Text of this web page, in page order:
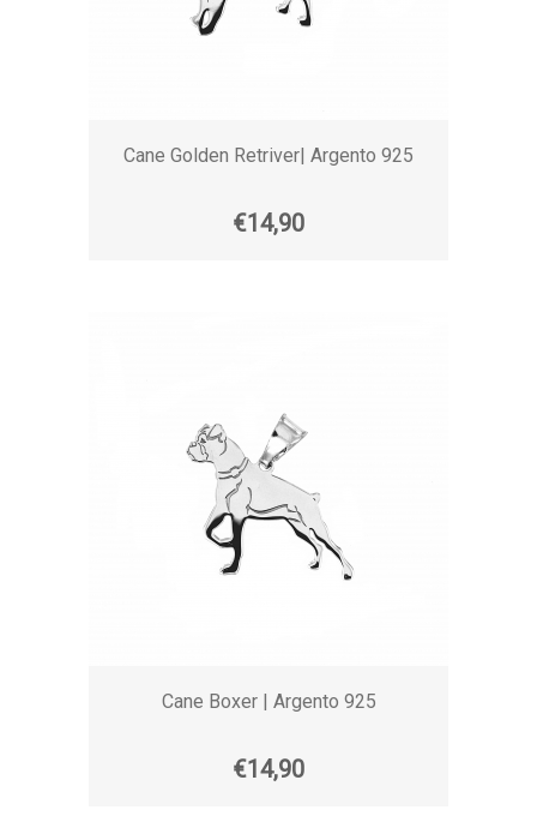
Cane Golden Retriver| Argento 925
€14,90
Cane Boxer | Argento 925
€14,90